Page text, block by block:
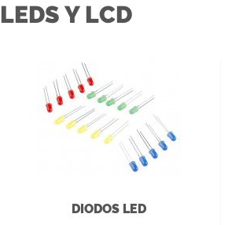
LEDS Y LCD
DIODOS LED